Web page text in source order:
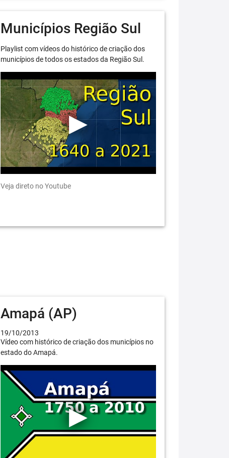
Municípios Região Sul
Playlist com vídeos do histórico de criação dos
municípios de todos os estados da Região Sul.
Veja direto no Youtube
Amapá (AP)
19/10/2013
Vídeo com histórico de criação dos municípios no
estado do Amapá.